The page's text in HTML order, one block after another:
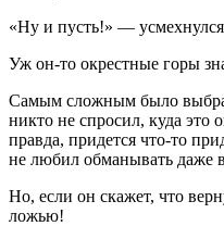
«Ну и пусть!» —
Уж он-то окрестные горы
Самым сложным было
никто не спросил, куда
правда, придется что-то
не любил обманывать даже
Но, если он скажет, что
ложью!